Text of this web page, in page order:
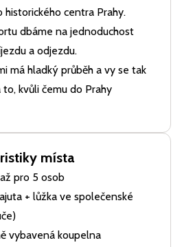
centra Prahy.
dbáme na jednoduchost
a odjezdu.
má hladký průběh a vy se tak
kvůli čemu do Prahy
místa
pro 5 osob
+ lůžka ve společenské
vybavená koupelna